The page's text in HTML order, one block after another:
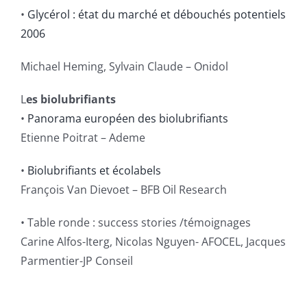
• Glycérol : état du marché et débouchés potentiels
2006
Michael Heming, Sylvain Claude – Onidol
Les biolubrifiants
• Panorama européen des biolubrifiants
Etienne Poitrat – Ademe
• Biolubrifiants et écolabels
François Van Dievoet – BFB Oil Research
• Table ronde : success stories /témoignages
Carine Alfos-Iterg, Nicolas Nguyen- AFOCEL, Jacques
Parmentier-JP Conseil